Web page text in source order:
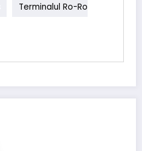
Terminalul Ro-Ro